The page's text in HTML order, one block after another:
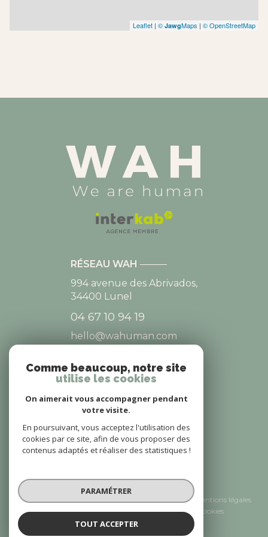
Leaflet | © JawgMaps | © OpenStreetMap
RÉSEAU WAH
994 avenue des Abrivados,
34400 Lunel
04 67 10 94 19
hello@wahuman.com
NOS RÉSEAUX
NOUS SUIVRE
Nos honoraires
Nos partenaires
Mentions légales
Admin
Politique RGPD Cookies
Comme beaucoup, notre site
utilise les cookies
On aimerait vous accompagner pendant
votre visite.
En poursuivant, vous acceptez l'utilisation des
cookies par ce site, afin de vous proposer des
contenus adaptés et réaliser des statistiques !
PARAMÉTRER
TOUT ACCEPTER